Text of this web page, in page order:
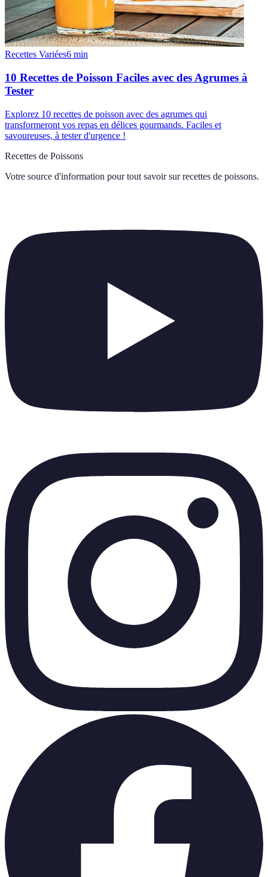
Recettes Variées6 min
10 Recettes de Poisson Faciles avec des Agrumes à
Tester
Explorez 10 recettes de poisson avec des agrumes qui
transformeront vos repas en délices gourmands. Faciles et
savoureuses, à tester d'urgence !
Recettes de Poissons
Votre source d'information pour tout savoir sur recettes de poissons.